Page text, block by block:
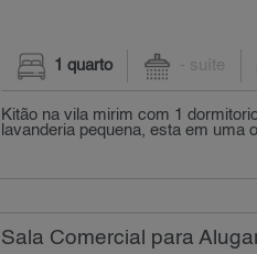
1 quarto - suíte
Kitão na vila mirim com 1
lavanderia pequena, esta em uma
Sala Comercial para